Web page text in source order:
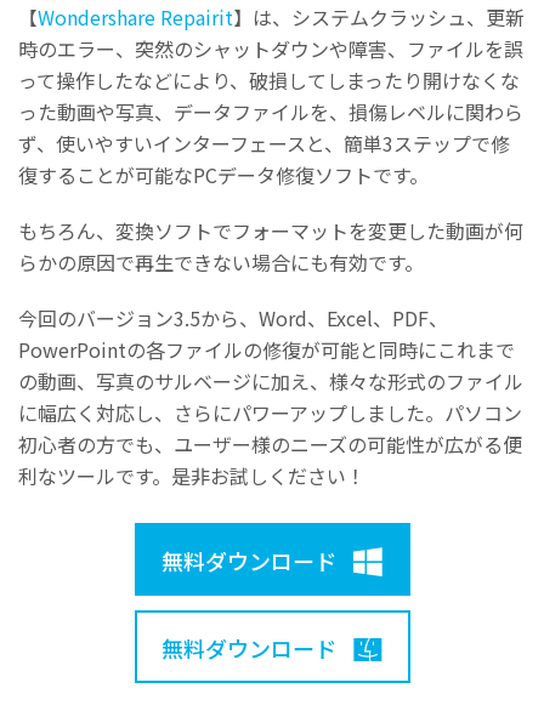
【Wondershare Repairit】は、システムクラッシュ、更新
時のエラー、突然のシャットダウンや障害、ファイルを誤
って操作したなどにより、破損してしまったり開けなくな
った動画や写真、データファイルを、損傷レベルに関わら
ず、使いやすいインターフェースと、簡単3ステップで修
復することが可能なPCデータ修復ソフトです。
もちろん、変換ソフトでフォーマットを変更した動画が何
らかの原因で再生できない場合にも有効です。
今回のバージョン3.5から、Word、Excel、PDF、
PowerPointの各ファイルの修復が可能と同時にこれまで
の動画、写真のサルベージに加え、様々な形式のファイル
に幅広く対応し、さらにパワーアップしました。パソコン
初心者の方でも、ユーザー様のニーズの可能性が広がる便
利なツールです。是非お試しください！
無料ダウンロード
無料ダウンロード